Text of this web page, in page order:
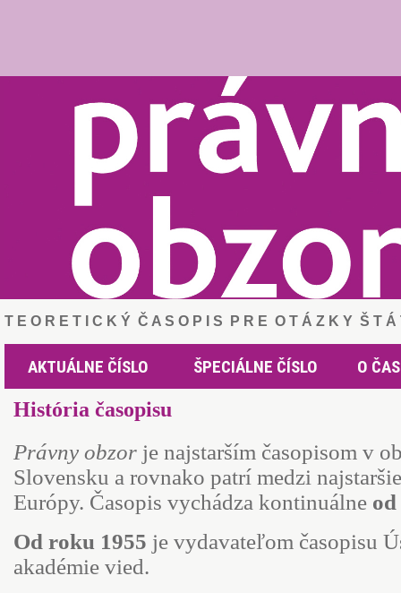
T E O R E T I C K Ý Č A S O P I S P R E O T Á Z K Y Š T
AKTUÁLNE ČÍSLO ŠPECIÁLNE ČÍSLO O
História časopisu
Právny obzor je najstarším časopisom v
Slovensku a rovnako patrí medzi
Európy. Časopis vychádza kontinuálne
Od roku 1955 je vydavateľom časopisu
akadémie vied.